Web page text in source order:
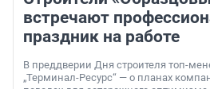
встречают
праздник на работе
В преддверии Дня строителя топ-
„Терминал-Ресурс“ — о планах